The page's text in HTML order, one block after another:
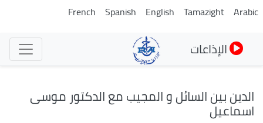
تجاوز
Arabic
Tamazight
English
Spanish
French
الإذاعات
الدين بين السائل و المجيب مع الدكتور موسى
اسماعيل